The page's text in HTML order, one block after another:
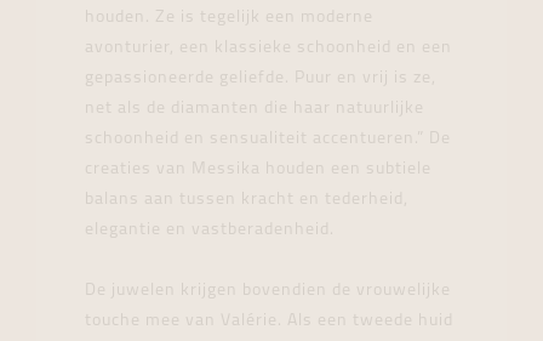
houden. Ze is tegelijk een moderne
avonturier, een klassieke schoonheid en een
gepassioneerde geliefde. Puur en vrij is ze,
net als de diamanten die haar natuurlijke
schoonheid en sensualiteit accentueren.” De
creaties van Messika houden een subtiele
balans aan tussen kracht en tederheid,
elegantie en vastberadenheid.
De juwelen krijgen bovendien de vrouwelijke
touche mee van Valérie. Als een tweede huid